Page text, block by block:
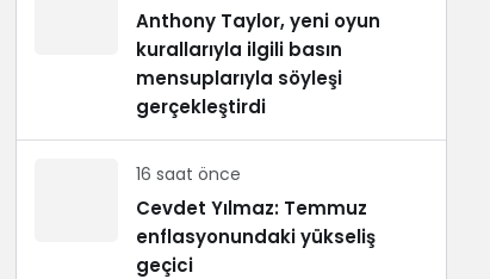
Gece modunu seçin.
Sistem modunu seçin.
Anthony Taylor, yeni oyun
kurallarıyla ilgili basın
mensuplarıyla söyleşi
gerçekleştirdi
16 saat önce
Cevdet Yılmaz: Temmuz
enflasyonundaki yükseliş
geçici